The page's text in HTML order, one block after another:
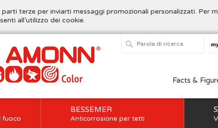
terze per inviarti messaggi promozionali personalizzati. Per
all’utilizzo dei cookie.
Facts &
fuoco
BESSEMER
Anticorrosione per tetti